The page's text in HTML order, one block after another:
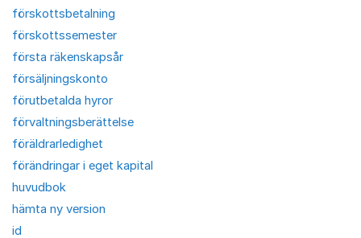
förskottsbetalning
förskottssemester
första räkenskapsår
försäljningskonto
förutbetalda hyror
förvaltningsberättelse
föräldrarledighet
förändringar i eget kapital
huvudbok
hämta ny version
id